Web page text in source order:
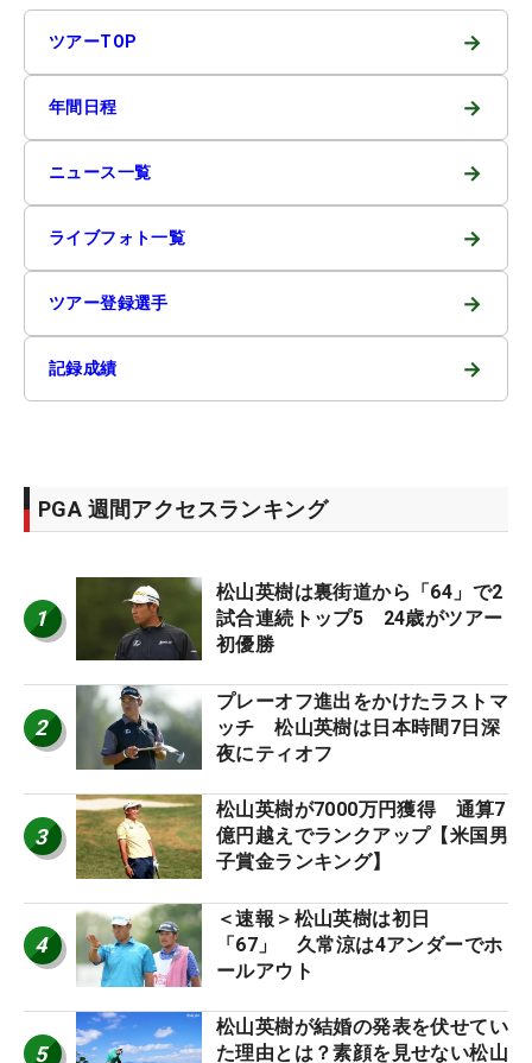
ツアーTOP →
年間日程 →
ニュース一覧 →
ライブフォト一覧 →
ツアー登録選手 →
記録成績 →
PGA 週間アクセスランキング
1
松山英樹は裏街道から「64」で2
試合連続トップ5 24歳がツアー
初優勝
2
プレーオフ進出をかけたラストマ
ッチ 松山英樹は日本時間7日深
夜にティオフ
3
松山英樹が7000万円獲得 通算7
億円越えでランクアップ【米国男
子賞金ランキング】
4
＜速報＞松山英樹は初日
「67」 久常涼は4アンダーでホ
ールアウト
5
松山英樹が結婚の発表を伏せてい
た理由とは？素顔を見せない松山